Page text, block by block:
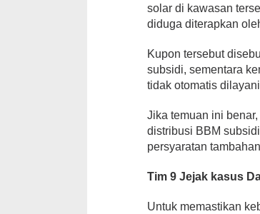
solar di kawasan
diduga diterapkan
Kupon tersebut
subsidi, sementara
tidak otomatis
Jika temuan ini
distribusi BBM
persyaratan
Tim 9 Jejak kasus
Untuk memastikan